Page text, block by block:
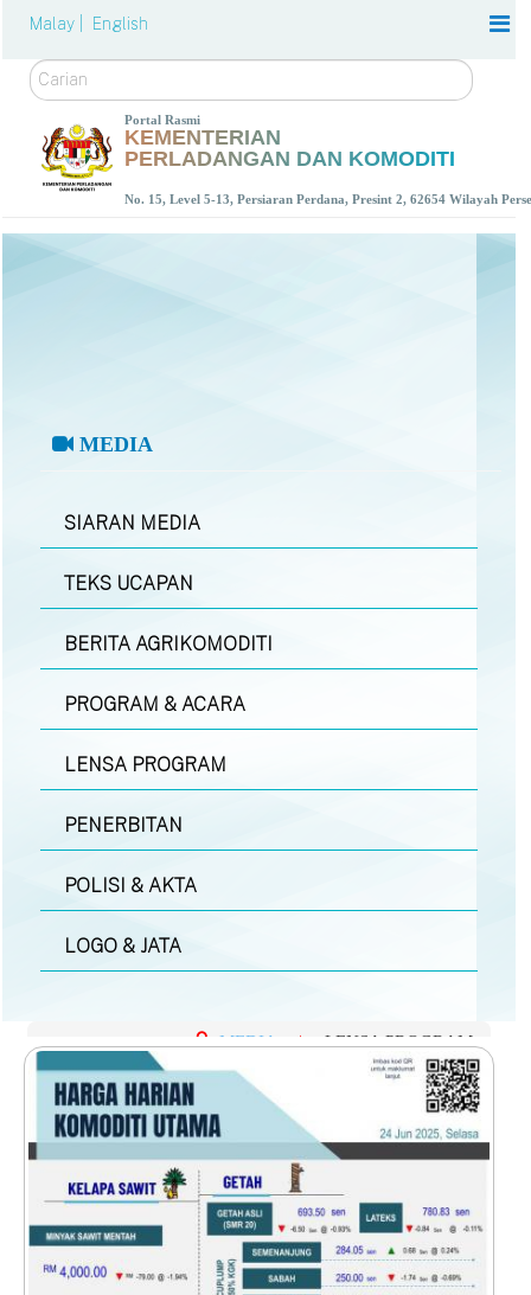
Malay | English
Carian
Portal Rasmi
KEMENTERIAN
PERLADANGAN DAN KOMODITI
No. 15, Level 5-13, Persiaran Perdana, Presint 2, 62654 Wilayah
MEDIA
SIARAN MEDIA
TEKS UCAPAN
BERITA AGRIKOMODITI
PROGRAM & ACARA
LENSA PROGRAM
PENERBITAN
POLISI & AKTA
LOGO & JATA
MEDIA | LENSA PROGRAM